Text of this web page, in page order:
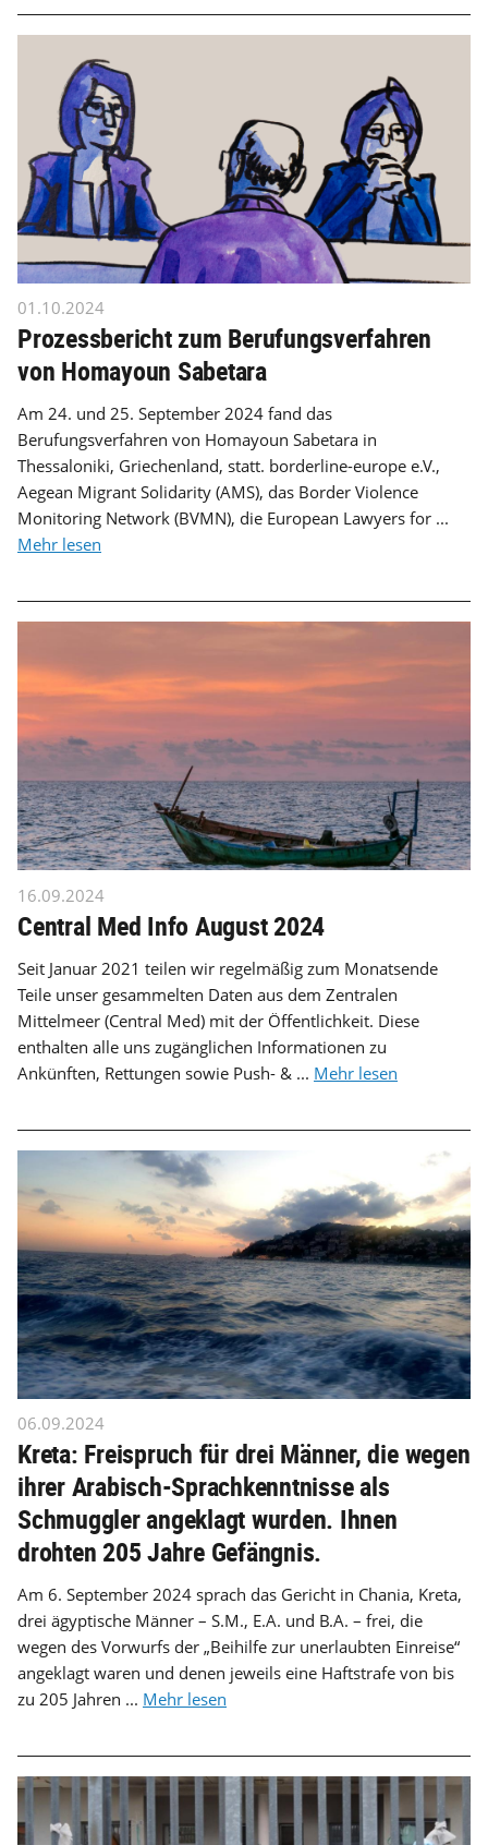
01.10.2024
Prozessbericht zum Berufungsverfahren
von Homayoun Sabetara
Am 24. und 25. September 2024 fand das
Berufungsverfahren von Homayoun Sabetara in
Thessaloniki, Griechenland, statt. borderline-europe e.V.,
Aegean Migrant Solidarity (AMS), das Border Violence
Monitoring Network (BVMN), die European Lawyers for ...
Mehr lesen
16.09.2024
Central Med Info August 2024
Seit Januar 2021 teilen wir regelmäßig zum Monatsende
Teile unser gesammelten Daten aus dem Zentralen
Mittelmeer (Central Med) mit der Öffentlichkeit. Diese
enthalten alle uns zugänglichen Informationen zu
Ankünften, Rettungen sowie Push- & ... Mehr lesen
06.09.2024
Kreta: Freispruch für drei Männer, die wegen
ihrer Arabisch-Sprachkenntnisse als
Schmuggler angeklagt wurden. Ihnen
drohten 205 Jahre Gefängnis.
Am 6. September 2024 sprach das Gericht in Chania, Kreta,
drei ägyptische Männer – S.M., E.A. und B.A. – frei, die
wegen des Vorwurfs der „Beihilfe zur unerlaubten Einreise“
angeklagt waren und denen jeweils eine Haftstrafe von bis
zu 205 Jahren ... Mehr lesen